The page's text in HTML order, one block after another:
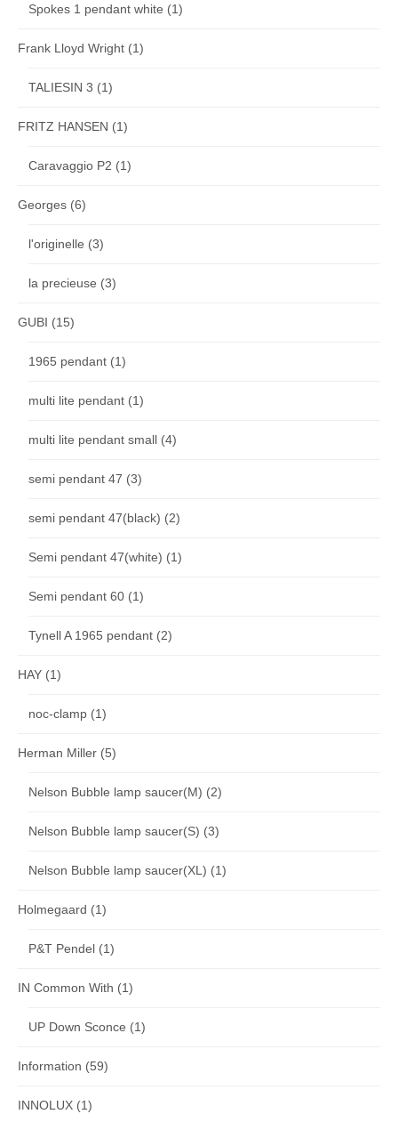
Spokes 1 pendant white (1)
Frank Lloyd Wright (1)
TALIESIN 3 (1)
FRITZ HANSEN (1)
Caravaggio P2 (1)
Georges (6)
l'originelle (3)
la precieuse (3)
GUBI (15)
1965 pendant (1)
multi lite pendant (1)
multi lite pendant small (4)
semi pendant 47 (3)
semi pendant 47(black) (2)
Semi pendant 47(white) (1)
Semi pendant 60 (1)
Tynell A 1965 pendant (2)
HAY (1)
noc-clamp (1)
Herman Miller (5)
Nelson Bubble lamp saucer(M) (2)
Nelson Bubble lamp saucer(S) (3)
Nelson Bubble lamp saucer(XL) (1)
Holmegaard (1)
P&T Pendel (1)
IN Common With (1)
UP Down Sconce (1)
Information (59)
INNOLUX (1)